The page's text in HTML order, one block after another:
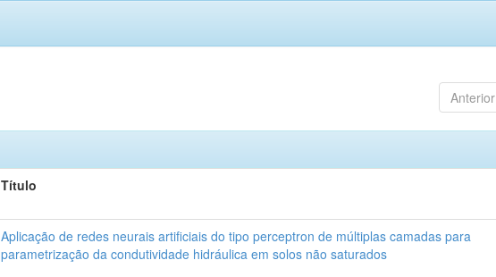
Anterior
Título
Aplicação de redes neurais artificiais do tipo perceptron de múltiplas camadas para
parametrização da condutividade hidráulica em solos não saturados